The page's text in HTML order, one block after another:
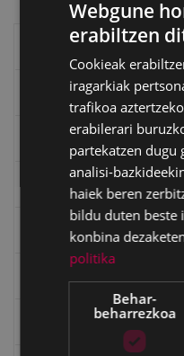
Eibarko liburuak
eta kitto
"Eibar" rebista sarean
Kultura egitaraua
"Gure Herria" aldizkaria
Webgune
erabiltzen
Cookieak
iragarkiak
trafikoa
erabilerari
partekatzen dugu
analisi-
haiek beren
bildu duten beste
konbina
politika
Behar-
beharrezkoa